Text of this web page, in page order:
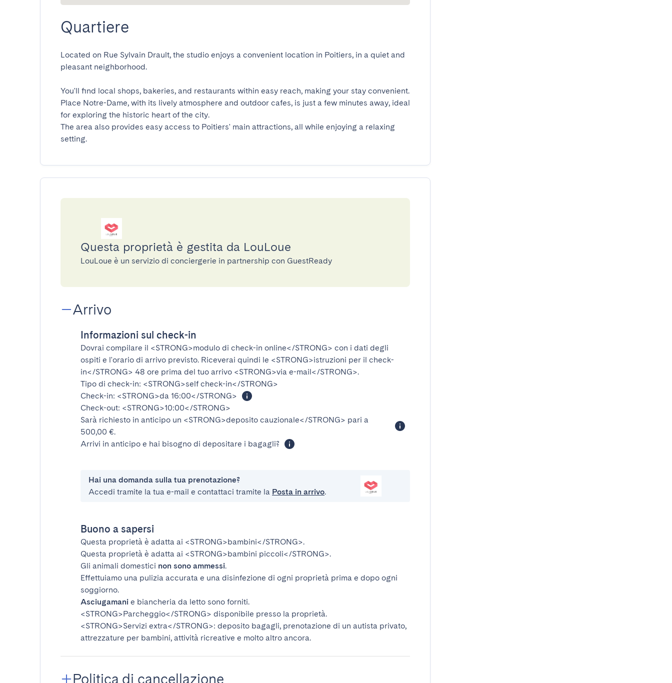
Quartiere
Located on Rue Sylvain Drault, the studio enjoys a convenient location in Poitiers, in a quiet and
pleasant neighborhood.
You'll find local shops, bakeries, and restaurants within easy reach, making your stay convenient.
Place Notre-Dame, with its lively atmosphere and outdoor cafes, is just a few minutes away, ideal
for exploring the historic heart of the city.
The area also provides easy access to Poitiers' main attractions, all while enjoying a relaxing
setting.
Questa proprietà è gestita da LouLoue
LouLoue è un servizio di conciergerie in partnership con GuestReady
Arrivo
Informazioni sul check-in
Dovrai compilare il <STRONG>modulo di check-in online</STRONG> con i dati degli
ospiti e l'orario di arrivo previsto. Riceverai quindi le <STRONG>istruzioni per il check-
in</STRONG> 48 ore prima del tuo arrivo <STRONG>via e-mail</STRONG>.
Tipo di check-in: <STRONG>self check-in</STRONG>
Check-in: <STRONG>da 16:00</STRONG>
Check-out: <STRONG>10:00</STRONG>
Sarà richiesto in anticipo un <STRONG>deposito cauzionale</STRONG> pari a
500,00 €.
Arrivi in anticipo e hai bisogno di depositare i bagagli?
Hai una domanda sulla tua prenotazione?
Accedi tramite la tua e-mail e contattaci tramite la Posta in arrivo.
Buono a sapersi
Questa proprietà è adatta ai <STRONG>bambini</STRONG>.
Questa proprietà è adatta ai <STRONG>bambini piccoli</STRONG>.
Gli animali domestici non sono ammessi.
Effettuiamo una pulizia accurata e una disinfezione di ogni proprietà prima e dopo ogni
soggiorno.
Asciugamani e biancheria da letto sono forniti.
<STRONG>Parcheggio</STRONG> disponibile presso la proprietà.
<STRONG>Servizi extra</STRONG>: deposito bagagli, prenotazione di un autista privato,
attrezzature per bambini, attività ricreative e molto altro ancora.
Politica di cancellazione